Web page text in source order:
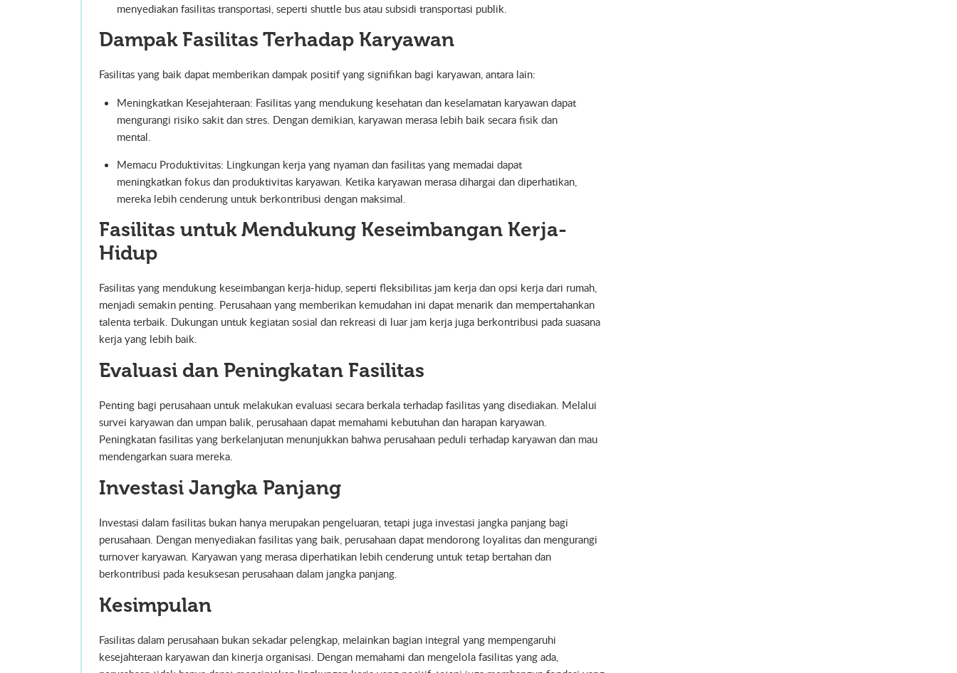
menyediakan fasilitas transportasi, seperti shuttle bus atau subsidi transportasi publik.
Dampak Fasilitas Terhadap Karyawan
Fasilitas yang baik dapat memberikan dampak positif yang signifikan bagi karyawan, antara lain:
Meningkatkan Kesejahteraan: Fasilitas yang mendukung kesehatan dan keselamatan karyawan dapat
mengurangi risiko sakit dan stres. Dengan demikian, karyawan merasa lebih baik secara fisik dan
mental.
Memacu Produktivitas: Lingkungan kerja yang nyaman dan fasilitas yang memadai dapat
meningkatkan fokus dan produktivitas karyawan. Ketika karyawan merasa dihargai dan diperhatikan,
mereka lebih cenderung untuk berkontribusi dengan maksimal.
Fasilitas untuk Mendukung Keseimbangan Kerja-
Hidup
Fasilitas yang mendukung keseimbangan kerja-hidup, seperti fleksibilitas jam kerja dan opsi kerja dari rumah,
menjadi semakin penting. Perusahaan yang memberikan kemudahan ini dapat menarik dan mempertahankan
talenta terbaik. Dukungan untuk kegiatan sosial dan rekreasi di luar jam kerja juga berkontribusi pada suasana
kerja yang lebih baik.
Evaluasi dan Peningkatan Fasilitas
Penting bagi perusahaan untuk melakukan evaluasi secara berkala terhadap fasilitas yang disediakan. Melalui
survei karyawan dan umpan balik, perusahaan dapat memahami kebutuhan dan harapan karyawan.
Peningkatan fasilitas yang berkelanjutan menunjukkan bahwa perusahaan peduli terhadap karyawan dan mau
mendengarkan suara mereka.
Investasi Jangka Panjang
Investasi dalam fasilitas bukan hanya merupakan pengeluaran, tetapi juga investasi jangka panjang bagi
perusahaan. Dengan menyediakan fasilitas yang baik, perusahaan dapat mendorong loyalitas dan mengurangi
turnover karyawan. Karyawan yang merasa diperhatikan lebih cenderung untuk tetap bertahan dan
berkontribusi pada kesuksesan perusahaan dalam jangka panjang.
Kesimpulan
Fasilitas dalam perusahaan bukan sekadar pelengkap, melainkan bagian integral yang mempengaruhi
kesejahteraan karyawan dan kinerja organisasi. Dengan memahami dan mengelola fasilitas yang ada,